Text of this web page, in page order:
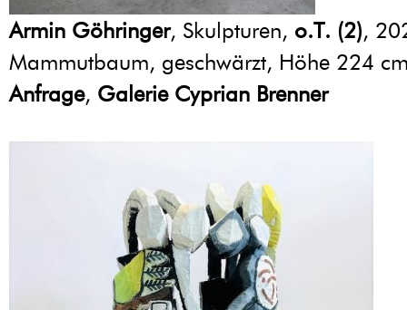
Armin Göhringer, Skulpturen, o.T. (2),
Mammutbaum, geschwärzt, Höhe 224
Anfrage, Galerie Cyprian Brenner